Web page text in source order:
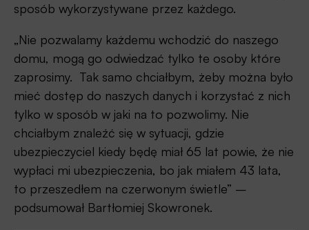
sposób wykorzystywane przez każdego.
„Nie pozwalamy każdemu wchodzić do naszego
domu, mogą go odwiedzać tylko te osoby które
zaprosimy. Tak samo chciałbym, żeby można było
mieć dostęp do naszych danych i korzystać z nich
tylko w sposób w jaki na to pozwolimy. Nie
chciałbym znaleźć się w sytuacji, gdzie
ubezpieczyciel kiedy będę miał 65 lat powie, że nie
wypłaci mi ubezpieczenia, bo jak miałem 43 lata,
to przeszedłem na czerwonym świetle” –
podsumował Bartłomiej Skowronek.